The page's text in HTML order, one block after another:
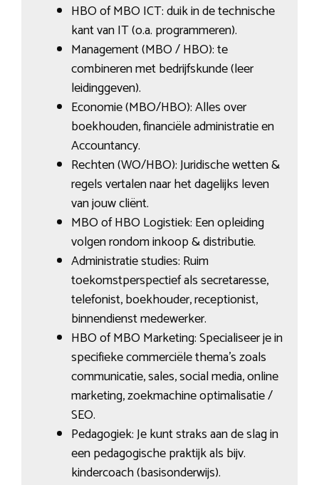
HBO of MBO ICT: duik in de technische
kant van IT (o.a. programmeren).
Management (MBO / HBO): te
combineren met bedrijfskunde (leer
leidinggeven).
Economie (MBO/HBO): Alles over
boekhouden, financiële administratie en
Accountancy.
Rechten (WO/HBO): Juridische wetten &
regels vertalen naar het dagelijks leven
van jouw cliënt.
MBO of HBO Logistiek: Een opleiding
volgen rondom inkoop & distributie.
Administratie studies: Ruim
toekomstperspectief als secretaresse,
telefonist, boekhouder, receptionist,
binnendienst medewerker.
HBO of MBO Marketing: Specialiseer je in
specifieke commerciële thema’s zoals
communicatie, sales, social media, online
marketing, zoekmachine optimalisatie /
SEO.
Pedagogiek: Je kunt straks aan de slag in
een pedagogische praktijk als bijv.
kindercoach (basisonderwijs).